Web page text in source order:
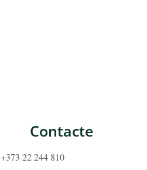
Contacte
+373 22 244 810